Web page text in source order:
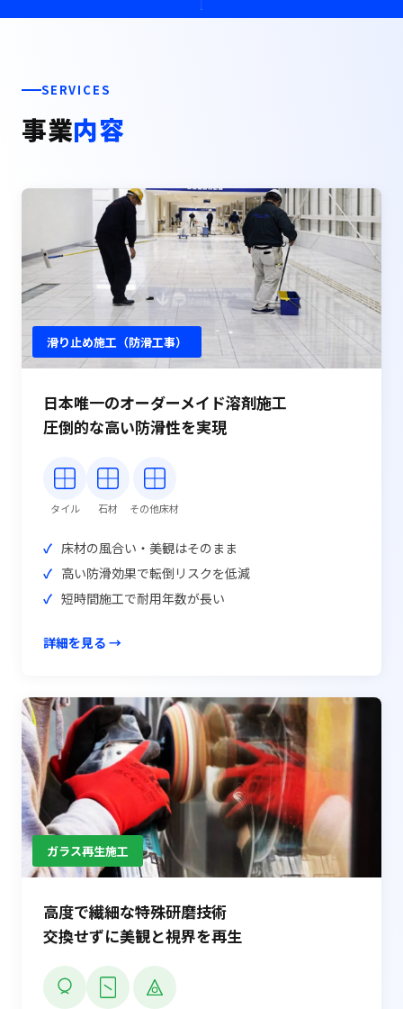
SERVICES
事業内容
滑り止め施工（防滑工事）
日本唯一のオーダーメイド溶剤施工
圧倒的な高い防滑性を実現
タイル 石材 その他床材
床材の風合い・美観はそのまま
高い防滑効果で転倒リスクを低減
短時間施工で耐用年数が長い
詳細を見る →
ガラス再生施工
高度で繊細な特殊研磨技術
交換せずに美観と視界を再生